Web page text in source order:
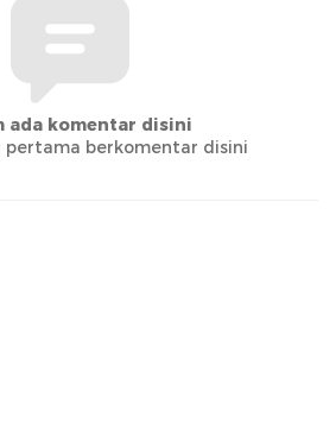
ada komentar disini
pertama berkomentar disini